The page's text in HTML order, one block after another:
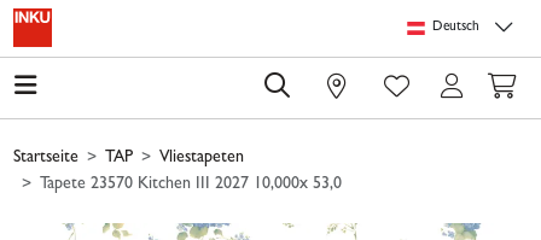
Springe zu Hauptinhalt
Deutsch
0
Startseite TAP
Vliestapeten
Tapete 23570 Kitchen III 2027 10,000x 53,0